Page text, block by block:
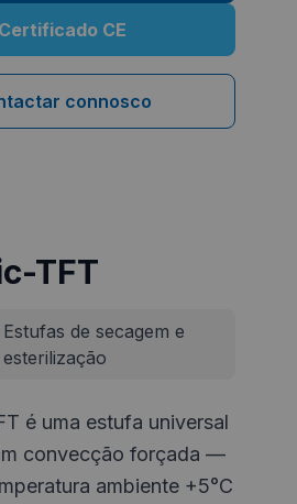
Certificado CE
connosco
TFT
Estufas de secagem e
esterilização
é uma estufa universal
convecção forçada —
ambiente +5°C